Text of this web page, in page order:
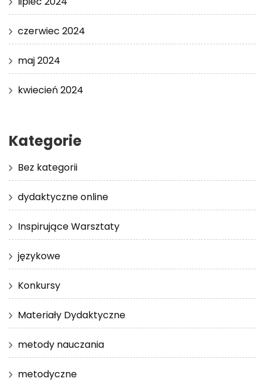
czerwiec 2024
maj 2024
kwiecień 2024
Kategorie
Bez kategorii
dydaktyczne online
Inspirujące Warsztaty
językowe
Konkursy
Materiały Dydaktyczne
metody nauczania
metodyczne